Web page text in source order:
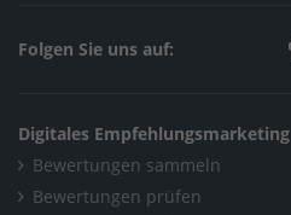
Folgen Sie uns auf:
Digitales Empfehlungsmarketing
Bewertungen sammeln
Bewertungen prüfen